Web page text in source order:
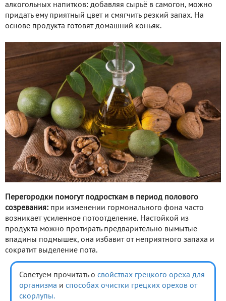
алкогольных напитков: добавляя сырьё в самогон, можно
придать ему приятный цвет и смягчить резкий запах. На
основе продукта готовят домашний коньяк.
Перегородки помогут подросткам в период полового
созревания: при изменении гормонального фона часто
возникает усиленное потоотделение. Настойкой из
продукта можно протирать предварительно вымытые
впадины подмышек, она избавит от неприятного запаха и
сократит выделение пота.
Советуем прочитать о свойствах грецкого ореха для
организма и способах очистки грецких орехов от
скорлупы.